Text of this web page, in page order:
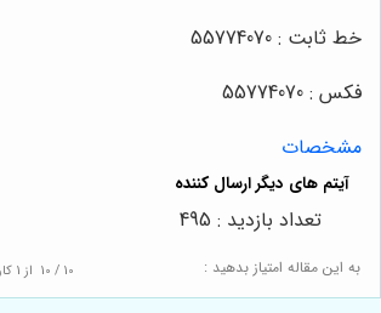
خط ثابت : 55774070
فکس : 55774070
مشخصات
به این مقاله امتیاز بدهید : 10 / 10 از 1
تعداد بازدید : 495